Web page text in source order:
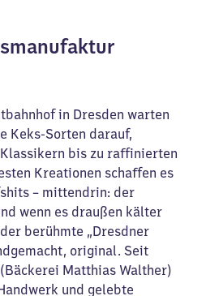
in Dresden warten
Keks-Sorten darauf,
bis zu raffinierten
Kreationen schaffen es
– mittendrin: der
wenn es draußen kälter
berühmte „Dresdner
original. Seit
Matthias Walther)
und gelebte